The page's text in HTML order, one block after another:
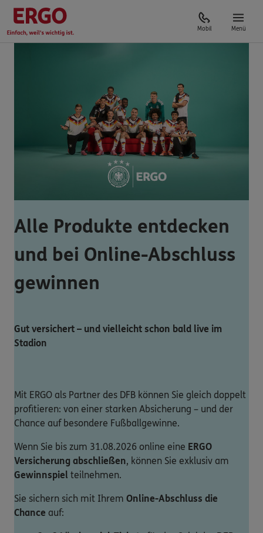
Mobil Menü
Alle Produkte entdecken
und bei Online-Abschluss
gewinnen
Gut versichert – und vielleicht schon bald live im
Stadion
Mit ERGO als Partner des DFB können Sie gleich doppelt
profitieren: von einer starken Absicherung – und der
Chance auf besondere Fußballgewinne.
Wenn Sie bis zum 31.08.2026 online eine ERGO
Versicherung abschließen, können Sie exklusiv am
Gewinnspiel teilnehmen.
Sie sichern sich mit Ihrem Online-Abschluss die
Chance auf: